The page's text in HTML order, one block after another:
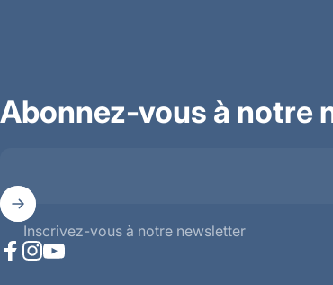
Abonnez-vous à notre
Inscrivez-vous à notre newsletter